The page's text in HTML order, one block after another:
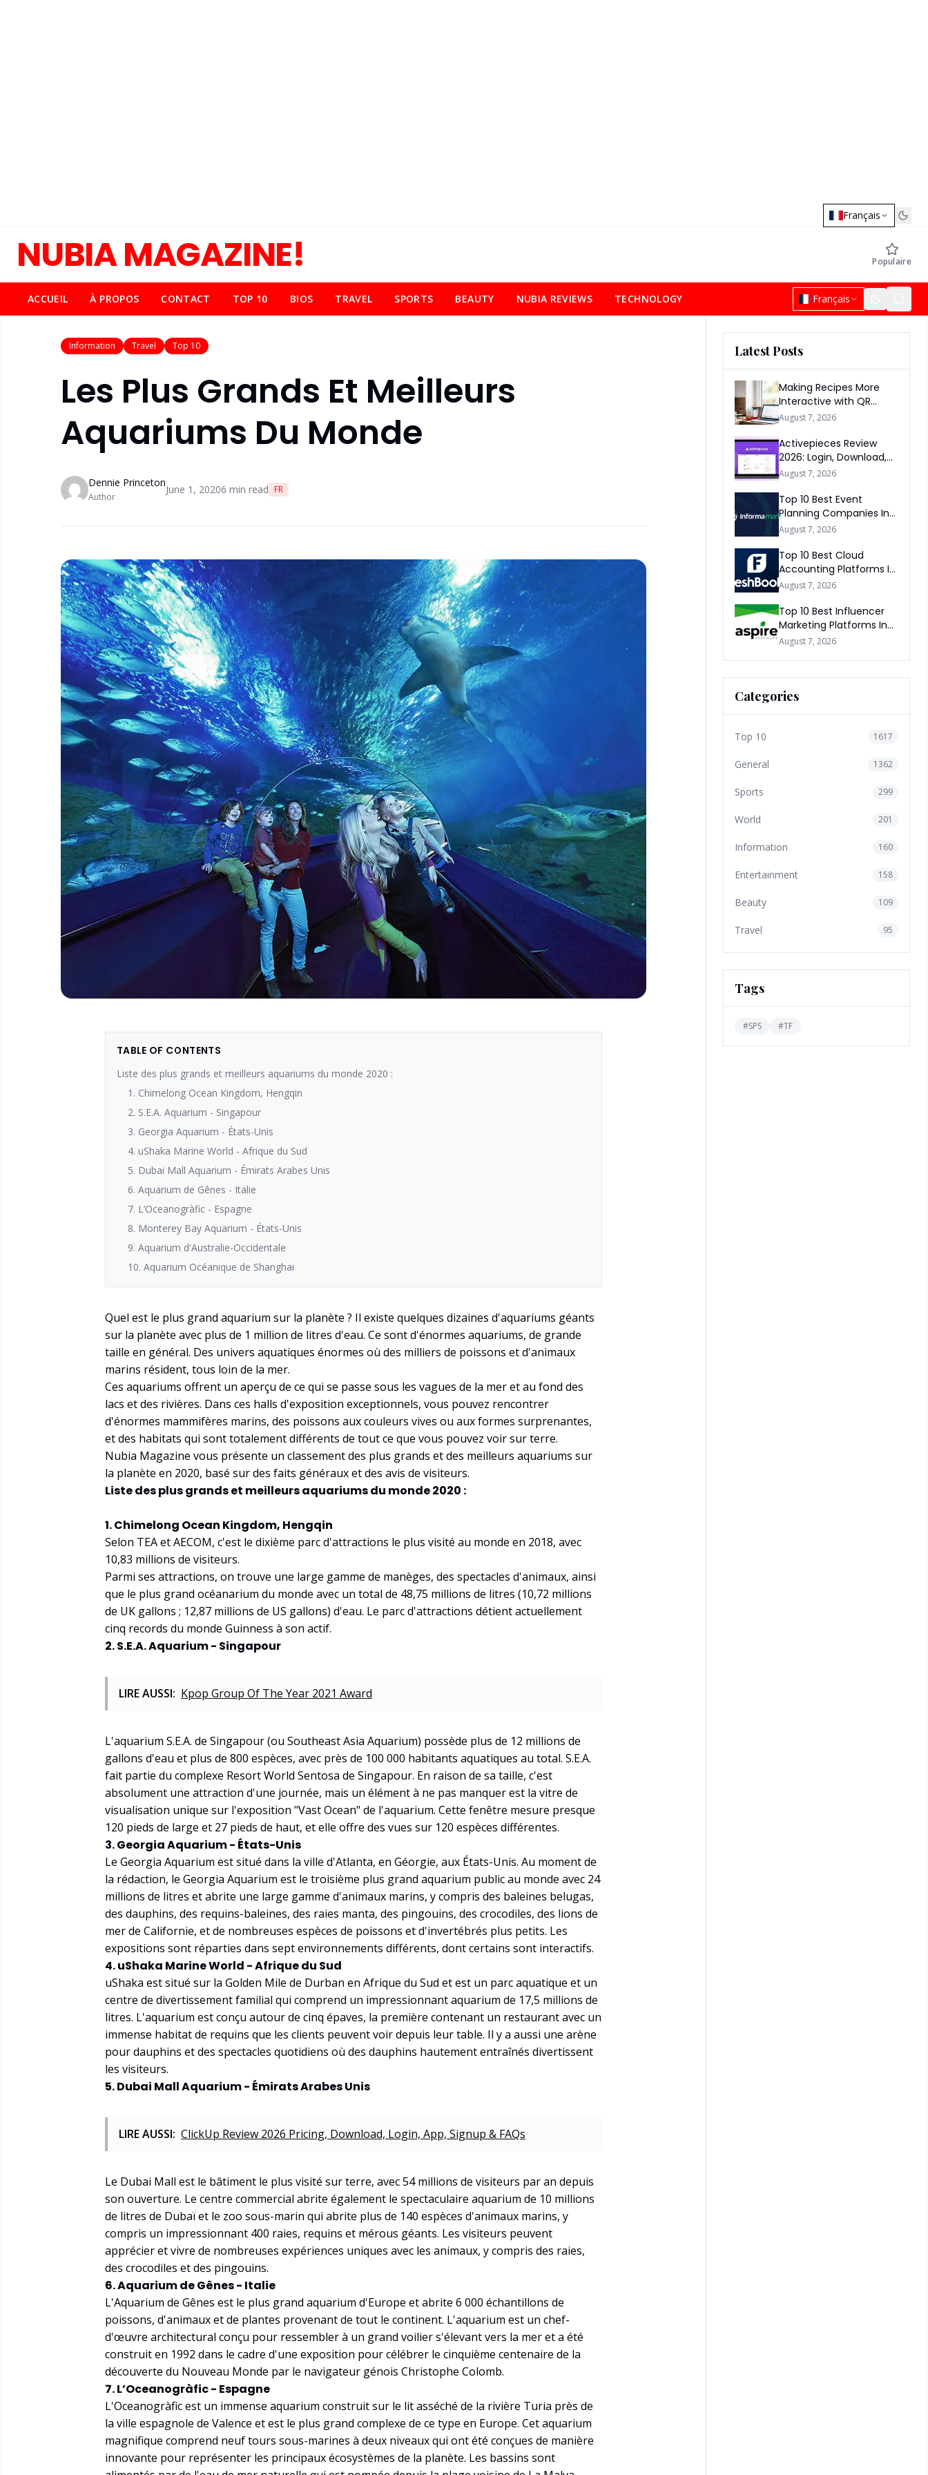
Français
NUBIA MAGAZINE! Populaire
ACCUEIL À PROPOS CONTACT TOP 10 BIOS TRAVEL SPORTS BEAUTY NUBIA REVIEWS TECHNOLOGY Français
Information Travel Top 10
Les Plus Grands Et Meilleurs
Aquariums Du Monde
Dennie Princeton
Author
June 1, 20206 min read FR
TABLE OF CONTENTS
Liste des plus grands et meilleurs aquariums du monde 2020 :
1. Chimelong Ocean Kingdom, Hengqin
2. S.E.A. Aquarium - Singapour
3. Georgia Aquarium - États-Unis
4. uShaka Marine World - Afrique du Sud
5. Dubai Mall Aquarium - Émirats Arabes Unis
6. Aquarium de Gênes - Italie
7. L’Oceanogràfic - Espagne
8. Monterey Bay Aquarium - États-Unis
9. Aquarium d'Australie-Occidentale
10. Aquarium Océanique de Shanghai
Quel est le plus grand aquarium sur la planète ? Il existe quelques dizaines d'aquariums géants
sur la planète avec plus de 1 million de litres d'eau. Ce sont d'énormes aquariums, de grande
taille en général. Des univers aquatiques énormes où des milliers de poissons et d'animaux
marins résident, tous loin de la mer.
Ces aquariums offrent un aperçu de ce qui se passe sous les vagues de la mer et au fond des
lacs et des rivières. Dans ces halls d'exposition exceptionnels, vous pouvez rencontrer
d'énormes mammifères marins, des poissons aux couleurs vives ou aux formes surprenantes,
et des habitats qui sont totalement différents de tout ce que vous pouvez voir sur terre.
Nubia Magazine vous présente un classement des plus grands et des meilleurs aquariums sur
la planète en 2020, basé sur des faits généraux et des avis de visiteurs.
Liste des plus grands et meilleurs aquariums du monde 2020 :
1. Chimelong Ocean Kingdom, Hengqin
Selon TEA et AECOM, c'est le dixième parc d'attractions le plus visité au monde en 2018, avec
10,83 millions de visiteurs.
Parmi ses attractions, on trouve une large gamme de manèges, des spectacles d'animaux, ainsi
que le plus grand océanarium du monde avec un total de 48,75 millions de litres (10,72 millions
de UK gallons ; 12,87 millions de US gallons) d'eau. Le parc d'attractions détient actuellement
cinq records du monde Guinness à son actif.
2. S.E.A. Aquarium - Singapour
LIRE AUSSI: Kpop Group Of The Year 2021 Award
L'aquarium S.E.A. de Singapour (ou Southeast Asia Aquarium) possède plus de 12 millions de
gallons d'eau et plus de 800 espèces, avec près de 100 000 habitants aquatiques au total. S.E.A.
fait partie du complexe Resort World Sentosa de Singapour. En raison de sa taille, c'est
absolument une attraction d'une journée, mais un élément à ne pas manquer est la vitre de
visualisation unique sur l'exposition "Vast Ocean" de l'aquarium. Cette fenêtre mesure presque
120 pieds de large et 27 pieds de haut, et elle offre des vues sur 120 espèces différentes.
3. Georgia Aquarium - États-Unis
Le Georgia Aquarium est situé dans la ville d'Atlanta, en Géorgie, aux États-Unis. Au moment de
la rédaction, le Georgia Aquarium est le troisième plus grand aquarium public au monde avec 24
millions de litres et abrite une large gamme d'animaux marins, y compris des baleines belugas,
des dauphins, des requins-baleines, des raies manta, des pingouins, des crocodiles, des lions de
mer de Californie, et de nombreuses espèces de poissons et d'invertébrés plus petits. Les
expositions sont réparties dans sept environnements différents, dont certains sont interactifs.
4. uShaka Marine World - Afrique du Sud
uShaka est situé sur la Golden Mile de Durban en Afrique du Sud et est un parc aquatique et un
centre de divertissement familial qui comprend un impressionnant aquarium de 17,5 millions de
litres. L'aquarium est conçu autour de cinq épaves, la première contenant un restaurant avec un
immense habitat de requins que les clients peuvent voir depuis leur table. Il y a aussi une arène
pour dauphins et des spectacles quotidiens où des dauphins hautement entraînés divertissent
les visiteurs.
5. Dubai Mall Aquarium - Émirats Arabes Unis
LIRE AUSSI: ClickUp Review 2026 Pricing, Download, Login, App, Signup & FAQs
Le Dubai Mall est le bâtiment le plus visité sur terre, avec 54 millions de visiteurs par an depuis
son ouverture. Le centre commercial abrite également le spectaculaire aquarium de 10 millions
de litres de Dubaï et le zoo sous-marin qui abrite plus de 140 espèces d'animaux marins, y
compris un impressionnant 400 raies, requins et mérous géants. Les visiteurs peuvent
apprécier et vivre de nombreuses expériences uniques avec les animaux, y compris des raies,
des crocodiles et des pingouins.
6. Aquarium de Gênes - Italie
L'Aquarium de Gênes est le plus grand aquarium d'Europe et abrite 6 000 échantillons de
poissons, d'animaux et de plantes provenant de tout le continent. L'aquarium est un chef-
d'œuvre architectural conçu pour ressembler à un grand voilier s'élevant vers la mer et a été
construit en 1992 dans le cadre d'une exposition pour célébrer le cinquième centenaire de la
découverte du Nouveau Monde par le navigateur génois Christophe Colomb.
7. L’Oceanogràfic - Espagne
L'Oceanogràfic est un immense aquarium construit sur le lit asséché de la rivière Turia près de
la ville espagnole de Valence et est le plus grand complexe de ce type en Europe. Cet aquarium
magnifique comprend neuf tours sous-marines à deux niveaux qui ont été conçues de manière
innovante pour représenter les principaux écosystèmes de la planète. Les bassins sont
Latest Posts
Making Recipes More
Interactive with QR
Codes
August 7, 2026
Activepieces Review
2026: Login, Download,
AI, Pricing, Automation &
August 7, 2026
Top 10 Best Event
Planning Companies In
The World 2026
August 7, 2026
Top 10 Best Cloud
Accounting Platforms In
The World 2026
August 7, 2026
Top 10 Best Influencer
Marketing Platforms In
The World 2026
August 7, 2026
Categories
Top 10 1617
General 1362
Sports 299
World 201
Information 160
Entertainment 158
Beauty 109
Travel 95
Tags
#SPS #TF